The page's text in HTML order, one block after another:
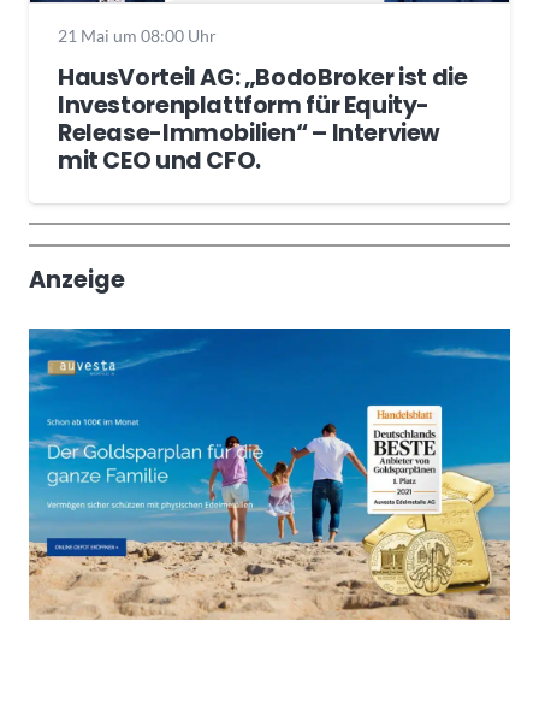
21 Mai um 08:00 Uhr
HausVorteil AG: „BodoBroker ist die
Investorenplattform für Equity-
Release-Immobilien“ – Interview
mit CEO und CFO.
Wochenrückblick
Trendthemen
Anzeige